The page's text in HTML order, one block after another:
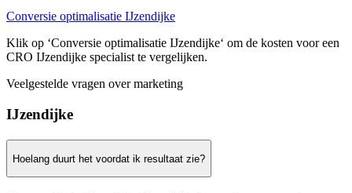
Conversie optimalisatie IJzendijke
Klik op ‘Conversie optimalisatie IJzendijke‘ om de kosten voor een
CRO IJzendijke specialist te vergelijken.
Veelgestelde vragen over marketing
IJzendijke
Hoelang duurt het voordat ik resultaat zie?